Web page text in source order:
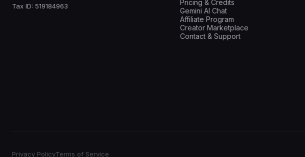
Tax ID: 519184963
Pricing & Credits
Gemini AI Chat
Affiliate Program
Creator Marketplace
Contact & Support
Privacy PolicyTerms of Service